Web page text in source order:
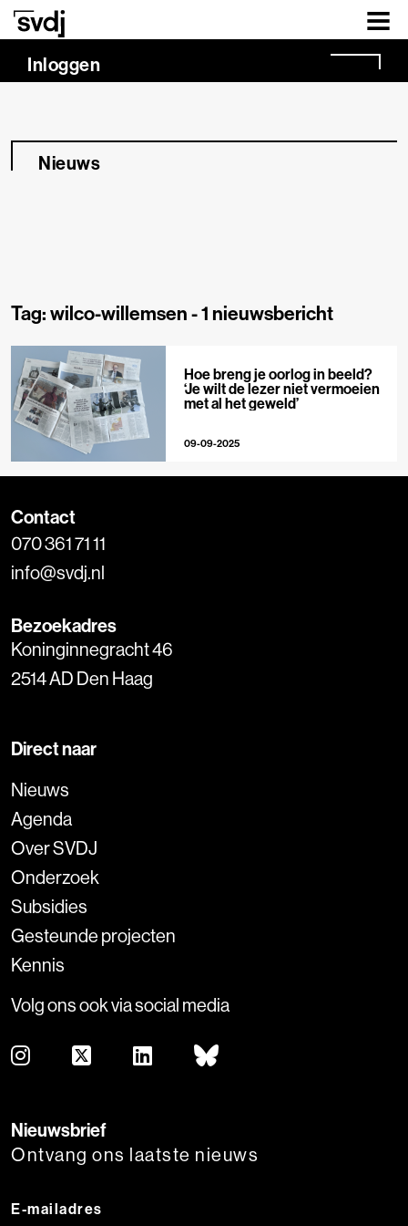
Naar hoofdinhoud
Inloggen
Nieuws
Tag: wilco-willemsen -1 nieuwsbericht
Hoe breng je oorlog in beeld?
‘Je wilt de lezer niet vermoeien
met al het geweld’
09-09-2025
Contact
070 361 71 11
info@svdj.nl
Bezoekadres
Koninginnegracht 46
2514 AD Den Haag
Direct naar
Nieuws
Agenda
Over SVDJ
Onderzoek
Subsidies
Gesteunde projecten
Kennis
Volg ons ook via social media
Nieuwsbrief
Ontvang ons laatste nieuws
E-mailadres